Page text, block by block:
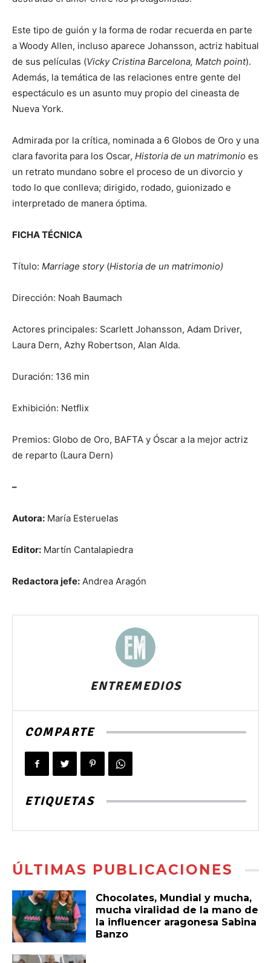
Este tipo de guión y la forma de rodar recuerda en parte
a Woody Allen, incluso aparece Johansson, actriz habitual
de sus películas (Vicky Cristina Barcelona, Match point).
Además, la temática de las relaciones entre gente del
espectáculo es un asunto muy propio del cineasta de
Nueva York.
Admirada por la crítica, nominada a 6 Globos de Oro y una
clara favorita para los Oscar, Historia de un matrimonio es
un retrato mundano sobre el proceso de un divorcio y
todo lo que conlleva; dirigido, rodado, guionizado e
interpretado de manera óptima.
FICHA TÉCNICA
Título: Marriage story (Historia de un matrimonio)
Dirección: Noah Baumach
Actores principales: Scarlett Johansson, Adam Driver,
Laura Dern, Azhy Robertson, Alan Alda.
Duración: 136 min
Exhibición: Netflix
Premios: Globo de Oro, BAFTA y Óscar a la mejor actriz
de reparto (Laura Dern)
–
Autora: María Esteruelas
Editor: Martín Cantalapiedra
Redactora jefe: Andrea Aragón
ENTREMEDIOS
COMPARTE
ETIQUETAS
ÚLTIMAS PUBLICACIONES
Chocolates, Mundial y mucha,
mucha viralidad de la mano de
la influencer aragonesa Sabina
Banzo